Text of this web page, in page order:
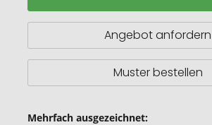
Angebot anfordern
Muster bestellen
Mehrfach ausgezeichnet: